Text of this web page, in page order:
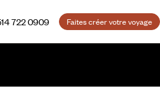
722 0909 Faites créer votre voyage